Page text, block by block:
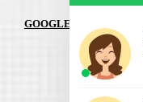
GOOGLE MAPS